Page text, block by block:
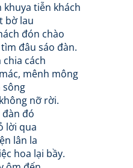
tiễn khách
bờ lau
đón chào
đâu sáo đàn.
cách
mênh mông
sông
nỡ rời.
đó
lời qua
lân la
hoa lại bầy.